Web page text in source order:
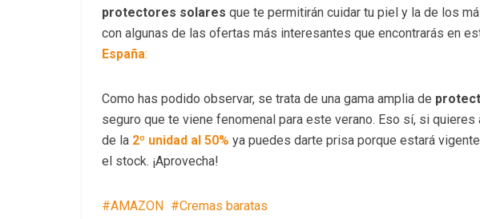
protectores solares que te permitirán cuidar tu piel y la de los
con algunas de las ofertas más interesantes que encontrarás en
España:
Como has podido observar, se trata de una gama amplia de
seguro que te viene fenomenal para este verano. Eso sí, si
de la 2º unidad al 50% ya puedes darte prisa porque estará vigente
el stock. ¡Aprovecha!
AMAZON Cremas baratas